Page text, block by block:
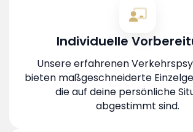
Individuelle
Unsere erfahrenen
bieten maßgeschneiderte
die auf deine persönliche
abgestimmt sind.